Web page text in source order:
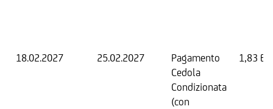
18.02.2027 25.02.2027
Pagamento
Cedola
Condizionata
(con
1,83